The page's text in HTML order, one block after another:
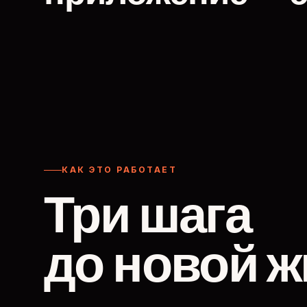
КАК ЭТО РАБОТАЕТ
Три шага
до новой